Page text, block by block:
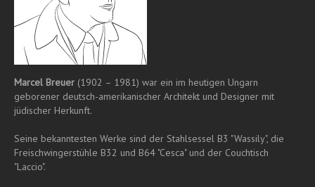
Marcel Breuer (1902 – 1981) war ein im heutigen Ungarn
geborener deutsch-amerikanischer Architekt und Designer mit
jüdischer Herkunft.
Seine bekanntesten Werke sind der Stahlsessel B3 "Wassily", die
Freischwingerstühle B32 und B64 "Cesca" und der Couchtisch
"Laccio".